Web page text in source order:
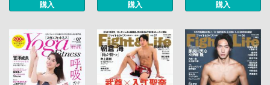
購入 購入 購入